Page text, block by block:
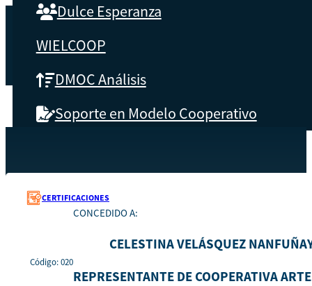
Dulce Esperanza
WIELCOOP
DMOC Análisis
Soporte en Modelo Cooperativo
Qué es CBS
Testimonios
CERTIFICACIONES
Código: 020
CONCEDIDO A:
CELESTINA VELÁSQUEZ
REPRESENTANTE DE COOPERATIVA